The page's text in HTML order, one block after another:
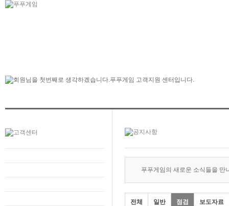
푸푸게임의 새로운 소식들을 만
전체 일반 점검 보도자료